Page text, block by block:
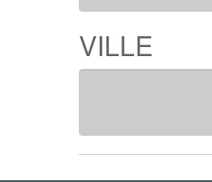
VILLE